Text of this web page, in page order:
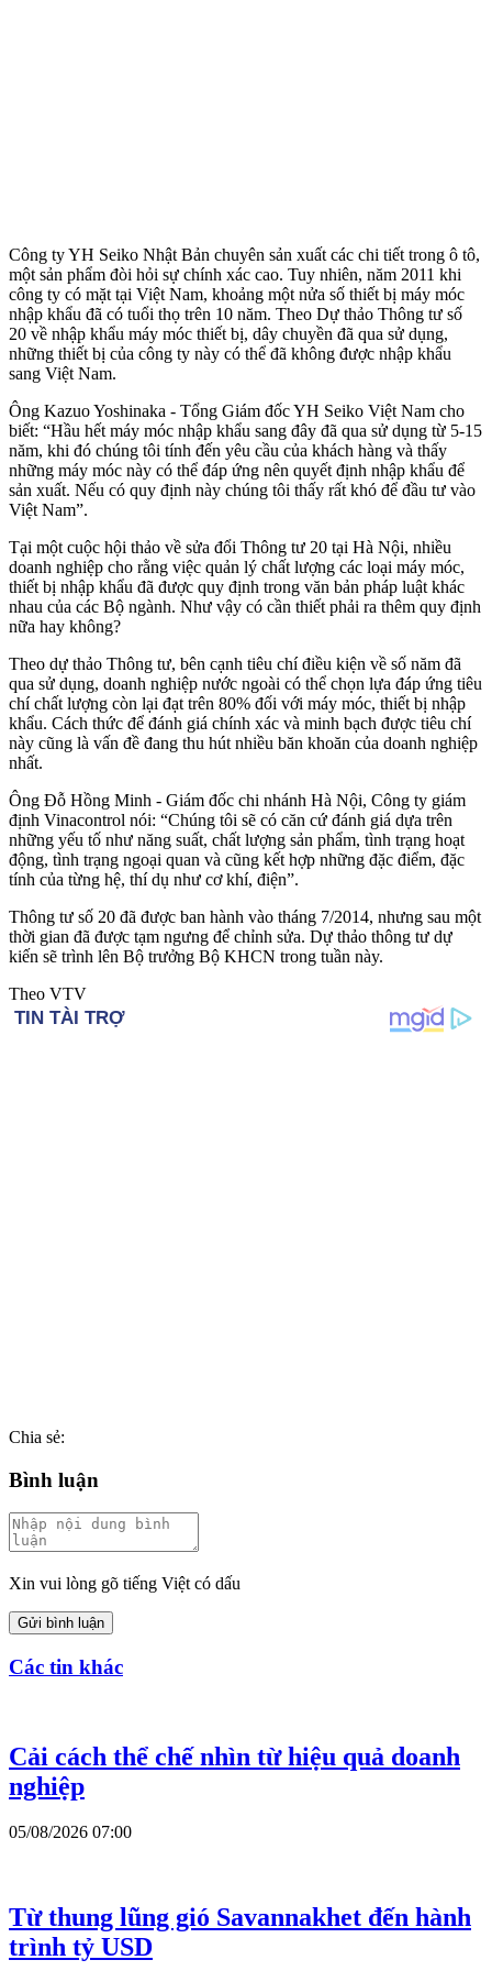
Công ty YH Seiko Nhật Bản chuyên sản xuất các chi tiết trong ô tô,
một sản phẩm đòi hỏi sự chính xác cao. Tuy nhiên, năm 2011 khi
công ty có mặt tại Việt Nam, khoảng một nửa số thiết bị máy móc
nhập khẩu đã có tuổi thọ trên 10 năm. Theo Dự thảo Thông tư số
20 về nhập khẩu máy móc thiết bị, dây chuyền đã qua sử dụng,
những thiết bị của công ty này có thể đã không được nhập khẩu
sang Việt Nam.
Ông Kazuo Yoshinaka - Tổng Giám đốc YH Seiko Việt Nam cho
biết: “Hầu hết máy móc nhập khẩu sang đây đã qua sử dụng từ 5-15
năm, khi đó chúng tôi tính đến yêu cầu của khách hàng và thấy
những máy móc này có thể đáp ứng nên quyết định nhập khẩu để
sản xuất. Nếu có quy định này chúng tôi thấy rất khó để đầu tư vào
Việt Nam”.
Tại một cuộc hội thảo về sửa đổi Thông tư 20 tại Hà Nội, nhiều
doanh nghiệp cho rằng việc quản lý chất lượng các loại máy móc,
thiết bị nhập khẩu đã được quy định trong văn bản pháp luật khác
nhau của các Bộ ngành. Như vậy có cần thiết phải ra thêm quy định
nữa hay không?
Theo dự thảo Thông tư, bên cạnh tiêu chí điều kiện về số năm đã
qua sử dụng, doanh nghiệp nước ngoài có thể chọn lựa đáp ứng tiêu
chí chất lượng còn lại đạt trên 80% đối với máy móc, thiết bị nhập
khẩu. Cách thức để đánh giá chính xác và minh bạch được tiêu chí
này cũng là vấn đề đang thu hút nhiều băn khoăn của doanh nghiệp
nhất.
Ông Đỗ Hồng Minh - Giám đốc chi nhánh Hà Nội, Công ty giám
định Vinacontrol nói: “Chúng tôi sẽ có căn cứ đánh giá dựa trên
những yếu tố như năng suất, chất lượng sản phẩm, tình trạng hoạt
động, tình trạng ngoại quan và cũng kết hợp những đặc điểm, đặc
tính của từng hệ, thí dụ như cơ khí, điện”.
Thông tư số 20 đã được ban hành vào tháng 7/2014, nhưng sau một
thời gian đã được tạm ngưng để chỉnh sửa. Dự thảo thông tư dự
kiến sẽ trình lên Bộ trưởng Bộ KHCN trong tuần này.
Theo VTV
Chia sẻ:
Bình luận
Xin vui lòng gõ tiếng Việt có dấu
Gửi bình luận
Các tin khác
Cải cách thể chế nhìn từ hiệu quả doanh
nghiệp
05/08/2026 07:00
Từ thung lũng gió Savannakhet đến hành
trình tỷ USD